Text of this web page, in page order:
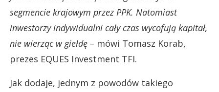
segmencie krajowym przez PPK. Natomiast
inwestorzy indywidualni cały czas wycofują kapitał,
nie wierząc w giełdę – mówi Tomasz Korab,
prezes EQUES Investment TFI.
Jak dodaje, jednym z powodów takiego